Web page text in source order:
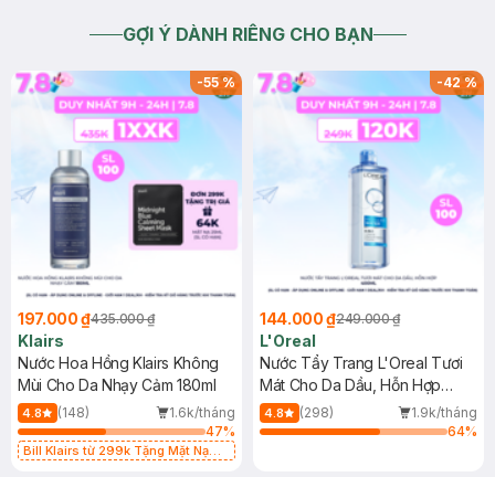
GỢI Ý DÀNH RIÊNG CHO BẠN
-55%
197.000 ₫435.000 ₫
Klairs
Nước Hoa Hồng Klairs Không
Mùi Cho Da Nhạy Cảm 180ml
4.8 (148)
1.6k/tháng
47%
Bill Klairs từ 299k Tặng Mặt Nạ
-42%
144.000 ₫249.000 ₫
L'Oreal
Nước Tẩy Trang L'Oreal Tươi
Mát Cho Da Dầu, Hỗn Hợp
400ml
4.8 (298)
1.9k/tháng
64%